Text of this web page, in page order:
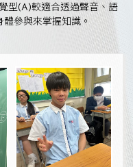
型(A)較適合透過聲音、語
參與來掌握知識。